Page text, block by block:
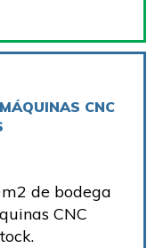
CNC
de bodega
CNC